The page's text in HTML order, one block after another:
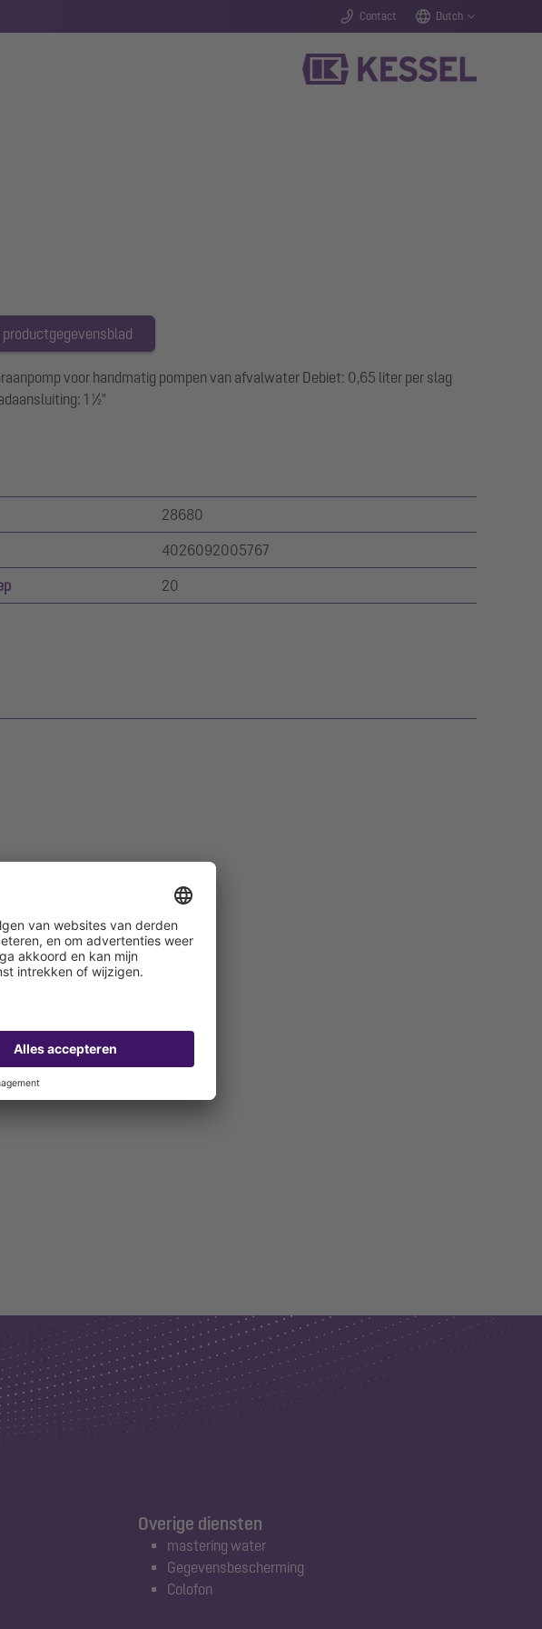
Contact Dutch
productgegevensblad
voor handmatig pompen van afvalwater Debiet: 0,65 liter per slag
1 ½"
28680
4026092005767
20
Overige diensten
mastering water
Gegevensbescherming
Colofon